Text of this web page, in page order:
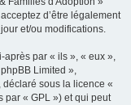
d’être légalement
et/ou modifications.
après par « ils », « eux »,
Limited »,
sous la licence «
par « GPL ») et qui peut